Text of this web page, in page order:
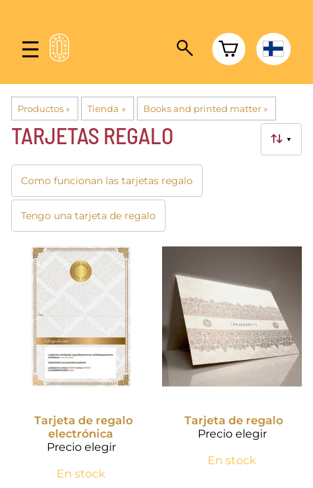
Productos‪» Tienda ‪» Books and printed matter ‪»
▼
TARJETAS REGALO
Como funcionan las tarjetas regalo
Tengo una tarjeta de regalo
Tarjeta de regalo
electrónica
Precio elegir
En stock
Tarjeta de regalo
Precio elegir
En stock